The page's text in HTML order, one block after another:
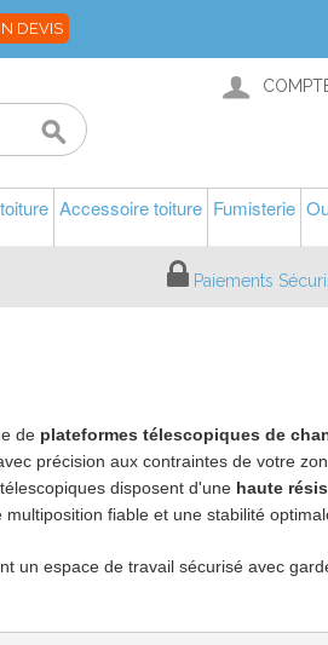
DEVIS
Accessoire toiture Fumisterie
Paiements
de plateformes télescopiques de
précision aux contraintes de votre
disposent d'une haute
multiposition fiable et une stabilité
un espace de travail sécurisé avec